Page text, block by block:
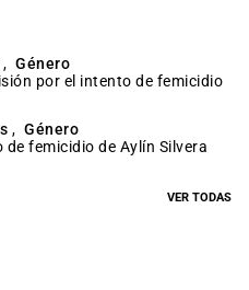
, Género
por el intento de femicidio
, Género
femicidio de Aylín Silvera
VER TODAS